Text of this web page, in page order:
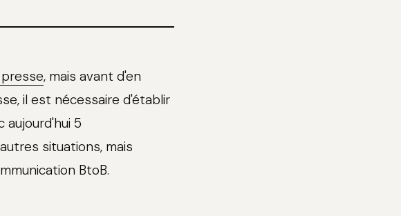
, mais avant d'en
il est nécessaire d'établir
aujourd'hui 5
situations, mais
BtoB.